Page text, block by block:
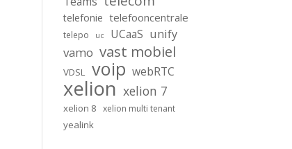
telefonie telefooncentrale
telepo uc UCaaS unify
vamo vast mobiel
VDSL voip webRTC
xelion xelion 7
xelion 8 xelion multi tenant
yealink